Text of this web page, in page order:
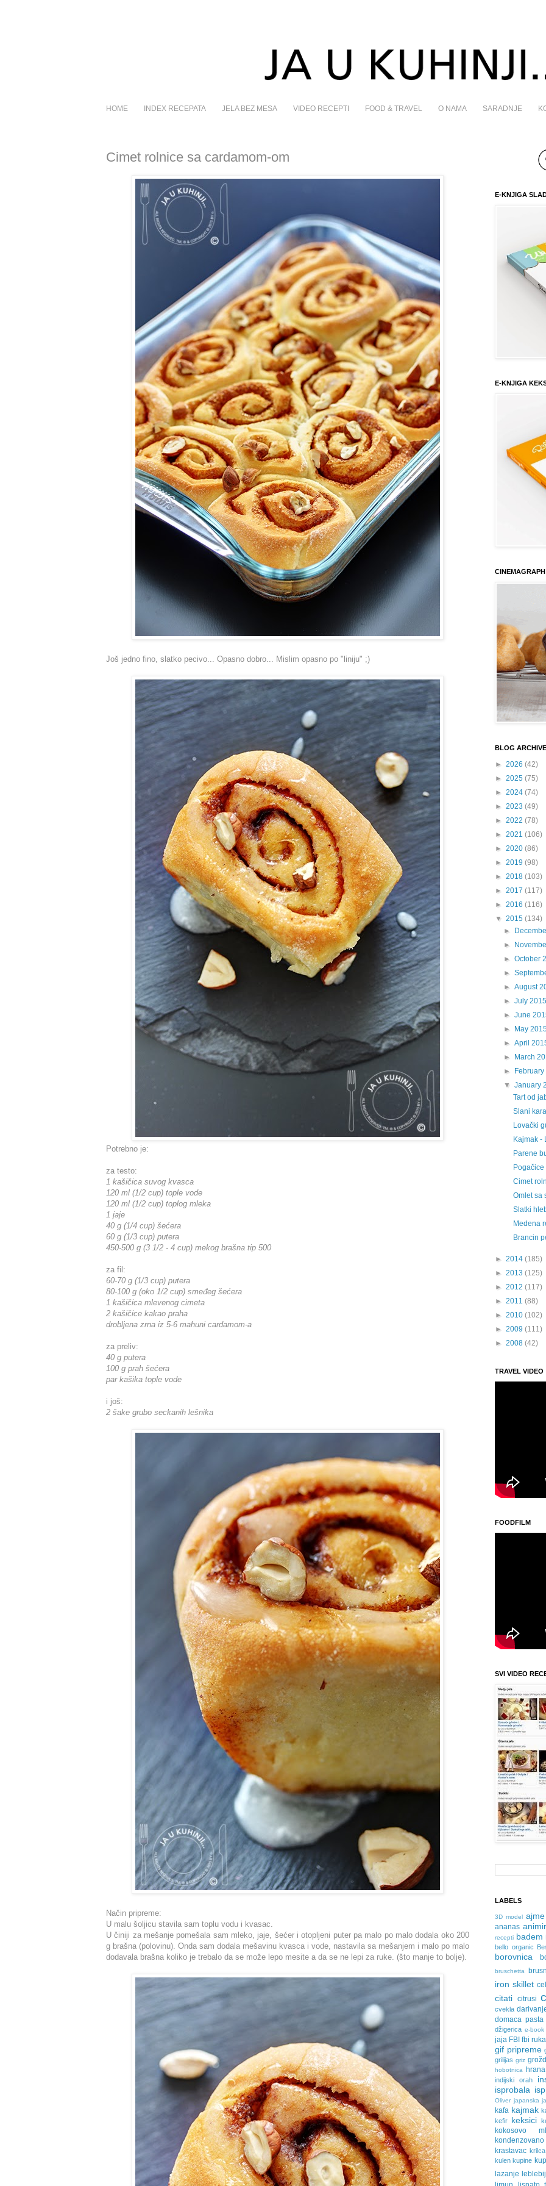
HOME INDEX RECEPATA JELA BEZ MESA VIDEO RECEPTI FOOD & TRAVEL O NAMA SARADNJE
Cimet rolnice sa cardamom-om
Još jedno fino, slatko pecivo... Opasno dobro... Mislim opasno po "liniju" ;)
Potrebno je:
za testo:
1 kašičica suvog kvasca
120 ml (1/2 cup) tople vode
120 ml (1/2 cup) toplog mleka
1 jaje
40 g (1/4 cup) šećera
60 g (1/3 cup) putera
450-500 g (3 1/2 - 4 cup) mekog brašna tip 500
za fil:
60-70 g (1/3 cup) putera
80-100 g (oko 1/2 cup) smeđeg šećera
1 kašičica mlevenog cimeta
2 kašičice kakao praha
drobljena zrna iz 5-6 mahuni cardamom-a
za preliv:
40 g putera
100 g prah šećera
par kašika tople vode
i još:
2 šake grubo seckanih lešnika
Način pripreme:
U malu šoljicu stavila sam toplu vodu i kvasac.
U činiji za mešanje pomešala sam mleko, jaje, šećer i otopljeni puter pa malo po malo dodala oko 200
g brašna (polovinu). Onda sam dodala mešavinu kvasca i vode, nastavila sa mešanjem i malo po malo
dodavala brašna koliko je trebalo da se može lepo mesite a da se ne lepi za ruke. (što manje to bolje).
E-KNJIGA
E-KNJIGA
CINEMAGRAPH
BLOG ARCHIVE
► 2026 (42)
► 2025 (75)
► 2024 (74)
► 2023 (49)
► 2022 (78)
► 2021 (106)
► 2020 (86)
► 2019 (98)
► 2018 (103)
► 2017 (117)
► 2016 (116)
▼ 2015 (134)
►
►
►October
►
►August
►July
►June
►
May
►April
►
March
►
▼ January
Tart od
Slani
Lovački
Kajmak -
Parene
Cimet
Omlet sa
Slatki
Medena
Brancin
► 2014 (185)
► 2013 (125)
► 2012 (117)
► 2011 (88)
► 2010 (102)
► 2009 (111)
► 2008 (42)
TRAVEL VIDEO
FOODFILM
SVI VIDEO
LABELS
3D model
ananas
recepti badem
bello organic
borovnica
bruschetta
iron skillet
citati citrusi
cvekla
domaca pasta
džigerica e-book
jaja FBI fbi
gif pripreme
grilijas griz
hobotnica
indijski orah
isprobala
Oliver japanska
kafa kajmak
kefir keksici
kokosovo
krastavac krilca
kulen kupine
lazanje